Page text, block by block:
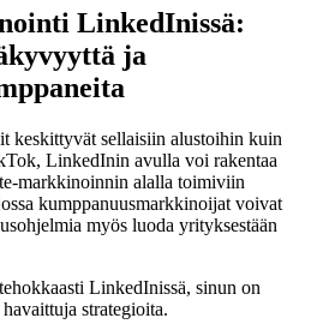
LinkedInissä:
ja
keskittyvät sellaisiin alustoihin kuin
LinkedInin avulla voi rakentaa
markkinoinnin alalla toimiviin
kumppanuusmarkkinoijat voivat
myös luoda yrityksestään
LinkedInissä, sinun on
strategioita.